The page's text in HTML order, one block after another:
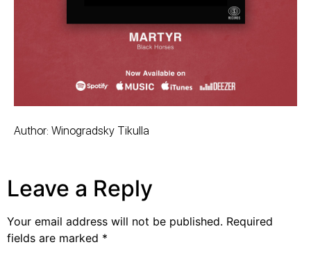
Author: Winogradsky Tikulla
Leave a Reply
Your email address will not be published. Required
fields are marked *